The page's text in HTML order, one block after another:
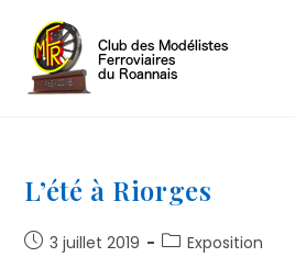
content
L’été à Riorges
Publication
3 juillet 2019
PostExposition